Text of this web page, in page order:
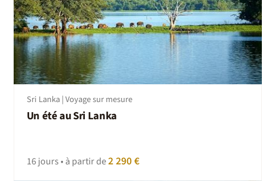
Sri Lanka | Voyage sur mesure
Un été au Sri Lanka
16 jours • à partir de2 290 €